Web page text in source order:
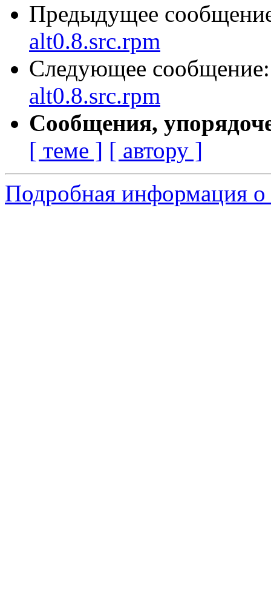
Предыдущее
alt0.8.src.rpm
Следующее
alt0.8.src.rpm
Сообщения,
[ теме ] [ автору ]
Подробная информация о